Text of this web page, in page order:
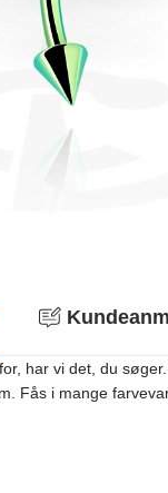
har vi det, du
Fås i mange